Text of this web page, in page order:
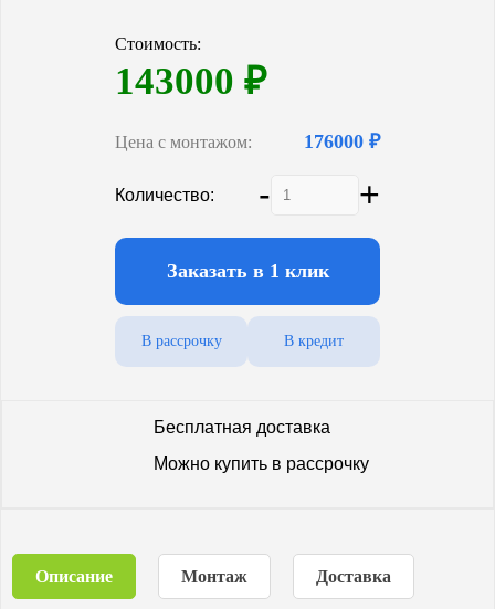
Стоимость:
143000 ₽
Цена с монтажом: 176000 ₽
Количество: - +
Заказать в 1 клик
В рассрочку В кредит
Бесплатная доставка
Можно купить в рассрочку
Описание Монтаж Доставка